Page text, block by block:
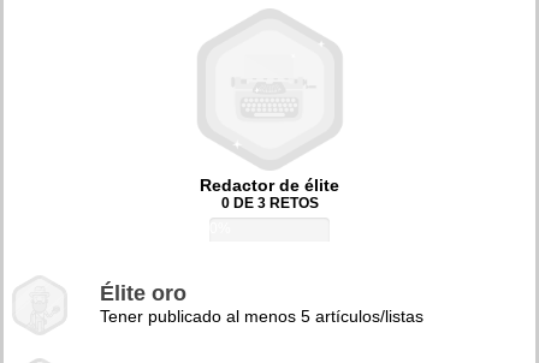
Redactor de élite
0 DE 3 RETOS
Élite oro
Tener publicado al menos 5 artículos/listas